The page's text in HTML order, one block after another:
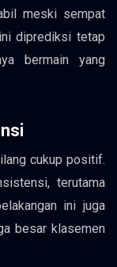
meski sempat
diprediksi tetap
bermain yang
cukup positif.
terutama
ini juga
besar klasemen